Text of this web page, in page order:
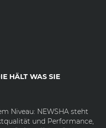
HÄLT WAS SIE
Niveau: NEWSHA steht
und Performance,